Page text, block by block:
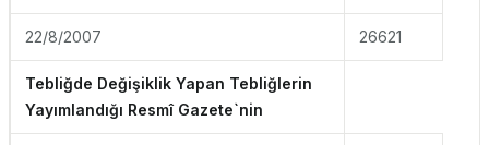
22/8/2007 26621
Tebliğde Değişiklik Yapan Tebliğlerin
Yayımlandığı Resmî Gazete`nin